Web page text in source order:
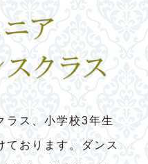
ラス、小学校3年生
ております。ダンス